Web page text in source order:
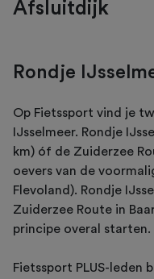
Afsluitdijk
Rondje
Op Fietssport vind je
IJsselmeer. Rondje
km) óf de Zuiderzee
oevers van de
Flevoland). Rondje
Zuiderzee Route in
principe overal starten.
Fietssport PLUS-leden